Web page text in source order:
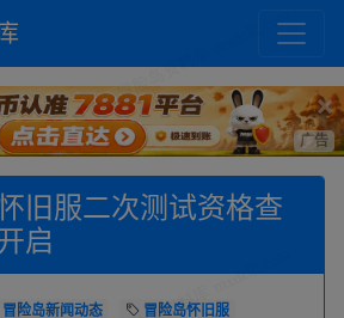
×
广告
旧服二次测试资格查
启
冒险岛新闻动态
冒险岛怀旧服